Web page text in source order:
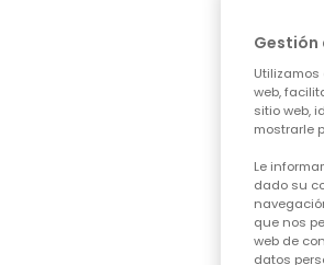
Gestión
web,
sitio web,
mostrarle
Le
dado su
que nos
web de
datos